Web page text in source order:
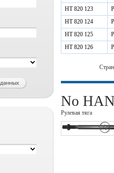
HT 820 123
HT 820 124
HT 820 125
HT 820 126
No
Рулевая тяга